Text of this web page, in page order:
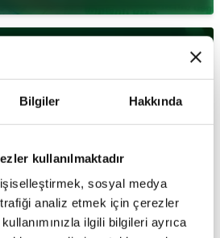
Bilgiler Hakkında
kullanılmaktadır
sosyal medya
analiz etmek için çerezler
ilgili bilgileri ayrıca
bir gelecek için
9.1 - Stant B31